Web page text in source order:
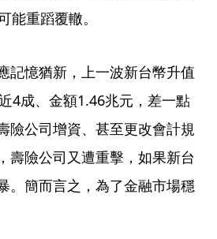
重蹈覆轍。
記憶猶新，上一波新台幣升值
4成、金額1.46兆元，差一點
險公司增資、甚至更改會計規
壽險公司又遭重擊，如果新台
。簡而言之，為了金融市場穩